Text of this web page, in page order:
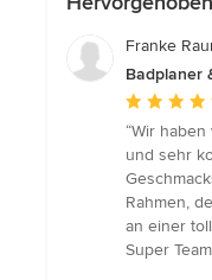
Franke
Badplaner
Bewertung:
5
von
5
Sternen
“Wir
und sehr
Rahmen,
an einer
Super